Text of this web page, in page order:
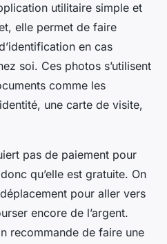
utilitaire simple et
elle permet de faire
en cas
soi. Ces photos s’utilisent
comme les
une carte de visite,
pas de paiement pour
qu’elle est gratuite. On
pour aller vers
encore de l’argent.
recommande de faire une